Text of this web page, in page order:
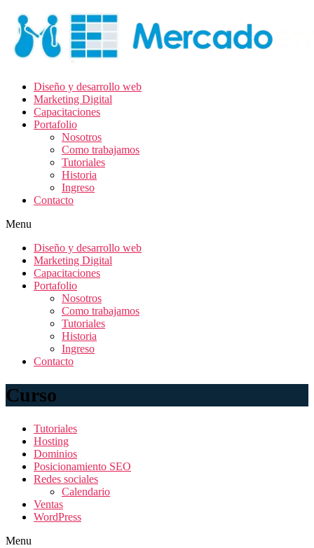
Diseño y desarrollo web
Marketing Digital
Capacitaciones
Portafolio
Nosotros
Como trabajamos
Tutoriales
Historia
Ingreso
Contacto
Menu
Diseño y desarrollo web
Marketing Digital
Capacitaciones
Portafolio
Nosotros
Como trabajamos
Tutoriales
Historia
Ingreso
Contacto
Curso
Tutoriales
Hosting
Dominios
Posicionamiento SEO
Redes sociales
Calendario
Ventas
WordPress
Menu